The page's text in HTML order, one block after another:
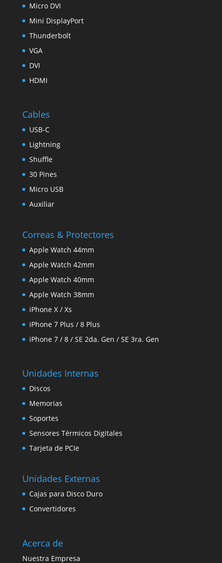
Micro DVI
Mini DisplayPort
Thunderbolt
VGA
DVI
HDMI
Cables
USB-C
Lightning
Shuffle
30 Pines
Micro USB
Auxiliar
Correas & Protectores
Apple Watch 44mm
Apple Watch 42mm
Apple Watch 40mm
Apple Watch 38mm
iPhone X / Xs
iPhone 7 Plus / 8 Plus
iPhone 7 / 8 / SE 2da. Gen / SE 3ra. Gen
Unidades Internas
Discos
Memorias
Soportes
Sensores Térmicos Digitales
Tarjeta de PCIe
Unidades Externas
Cajas para Disco Duro
Convertidores
Acerca de
Nuestra Empresa